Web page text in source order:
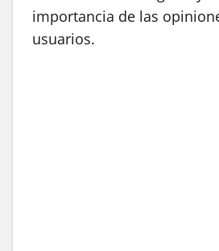
importancia de las
usuarios.